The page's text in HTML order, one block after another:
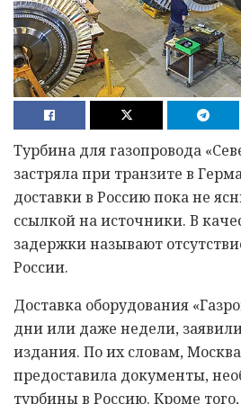
Турбина для газопровода
застряла при транзите в
доставки в Россию пока не
ссылкой на источники. В
задержки называют
России.
Доставка оборудования
дни или даже недели,
издания. По их словам,
предоставила документы,
турбины в Россию. Кроме